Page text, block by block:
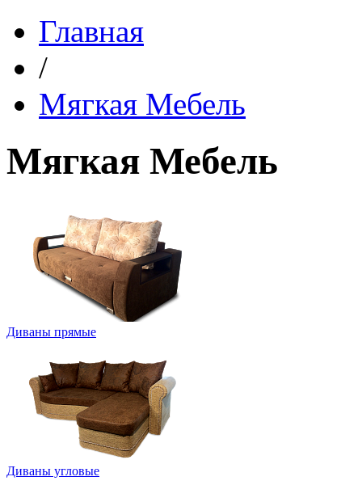
Главная
/
Мягкая Мебель
Мягкая Мебель
Диваны прямые
Диваны угловые